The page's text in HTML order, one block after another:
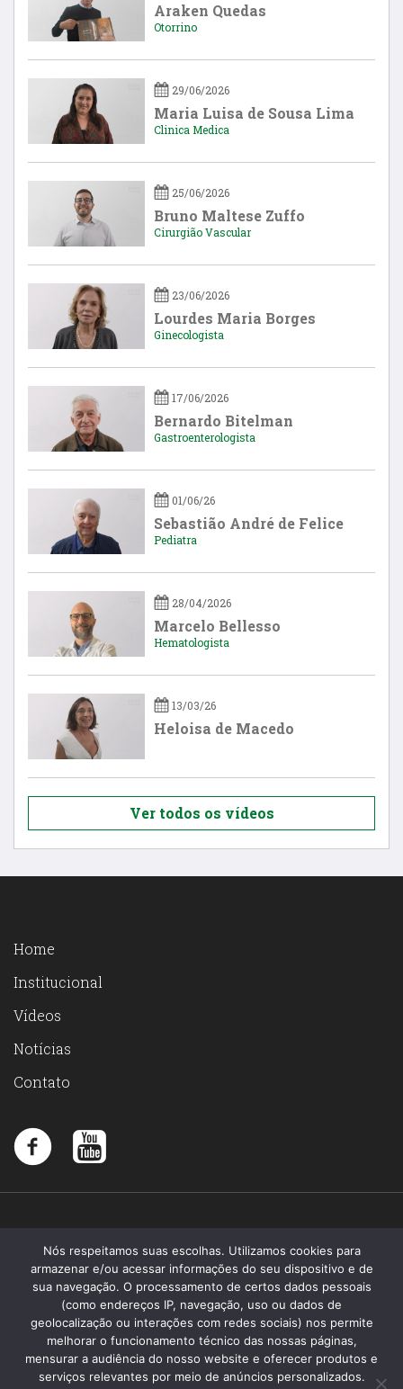
Araken Quedas
Otorrino
29/06/2026
Maria Luisa de Sousa Lima
Clinica Medica
25/06/2026
Bruno Maltese Zuffo
Cirurgião Vascular
23/06/2026
Lourdes Maria Borges
Ginecologista
17/06/2026
Bernardo Bitelman
Gastroenterologista
01/06/26
Sebastião André de Felice
Pediatra
28/04/2026
Marcelo Bellesso
Hematologista
13/03/26
Heloisa de Macedo
Ver todos os vídeos
Home
Institucional
Vídeos
Notícias
Contato
Nós respeitamos suas escolhas. Utilizamos cookies para
armazenar e/ou acessar informações do seu dispositivo e de
sua navegação. O processamento de certos dados pessoais
(como endereços IP, navegação, uso ou dados de
geolocalização ou interações com redes sociais) nos permite
melhorar o funcionamento técnico das nossas páginas,
mensurar a audiência do nosso website e oferecer produtos e
serviços relevantes por meio de anúncios personalizados.